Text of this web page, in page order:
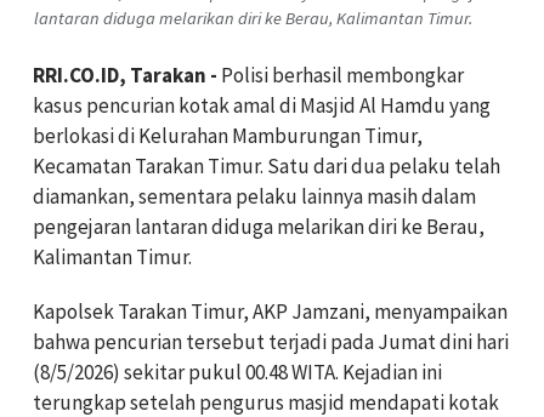
lantaran diduga melarikan diri ke Berau, Kalimantan Timur.
RRI.CO.ID, Tarakan - Polisi berhasil membongkar
kasus pencurian kotak amal di Masjid Al Hamdu yang
berlokasi di Kelurahan Mamburungan Timur,
Kecamatan Tarakan Timur. Satu dari dua pelaku telah
diamankan, sementara pelaku lainnya masih dalam
pengejaran lantaran diduga melarikan diri ke Berau,
Kalimantan Timur.
Kapolsek Tarakan Timur, AKP Jamzani, menyampaikan
bahwa pencurian tersebut terjadi pada Jumat dini hari
(8/5/2026) sekitar pukul 00.48 WITA. Kejadian ini
terungkap setelah pengurus masjid mendapati kotak